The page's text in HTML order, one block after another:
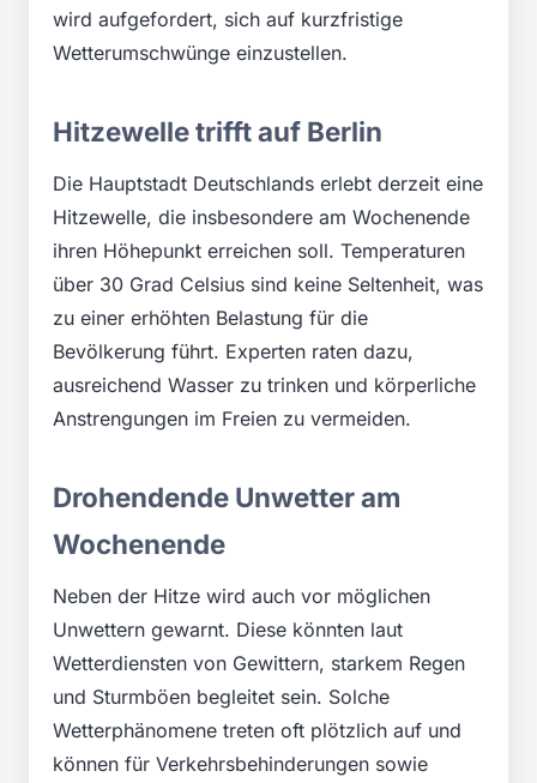
wird aufgefordert, sich auf kurzfristige
Wetterumschwünge einzustellen.
Hitzewelle trifft auf Berlin
Die Hauptstadt Deutschlands erlebt derzeit eine
Hitzewelle, die insbesondere am Wochenende
ihren Höhepunkt erreichen soll. Temperaturen
über 30 Grad Celsius sind keine Seltenheit, was
zu einer erhöhten Belastung für die
Bevölkerung führt. Experten raten dazu,
ausreichend Wasser zu trinken und körperliche
Anstrengungen im Freien zu vermeiden.
Drohendende Unwetter am
Wochenende
Neben der Hitze wird auch vor möglichen
Unwettern gewarnt. Diese könnten laut
Wetterdiensten von Gewittern, starkem Regen
und Sturmböen begleitet sein. Solche
Wetterphänomene treten oft plötzlich auf und
können für Verkehrsbehinderungen sowie